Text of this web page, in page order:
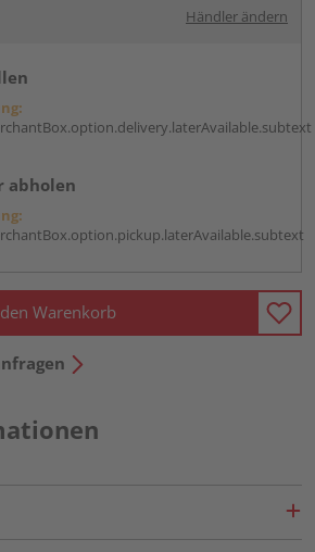
Händler ändern
abholen
Warenkorb